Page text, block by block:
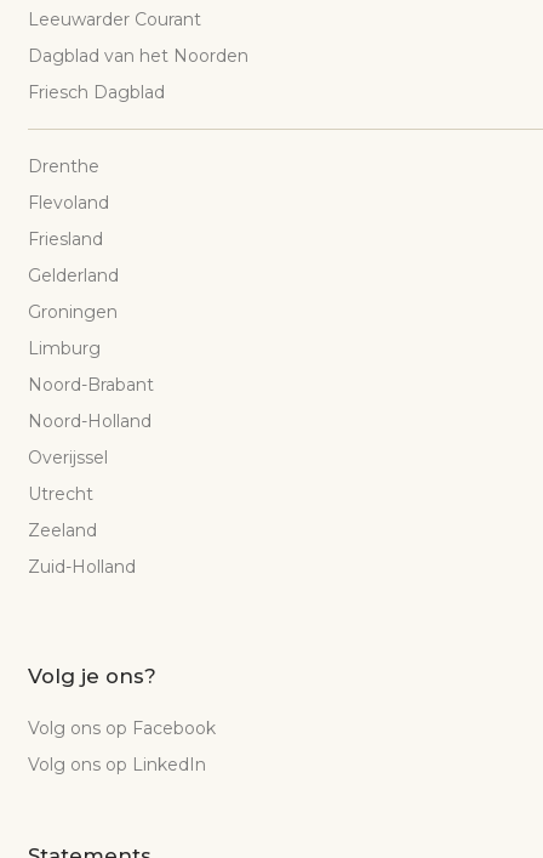
Leeuwarder Courant
Dagblad van het Noorden
Friesch Dagblad
Drenthe
Flevoland
Friesland
Gelderland
Groningen
Limburg
Noord-Brabant
Noord-Holland
Overijssel
Utrecht
Zeeland
Zuid-Holland
Volg je ons?
Volg ons op Facebook
Volg ons op LinkedIn